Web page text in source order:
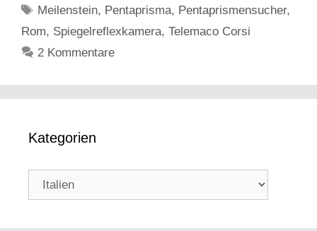
Schlagwörter
Meilenstein, Pentaprisma, Pentaprismensucher,
Rom, Spiegelreflexkamera, Telemaco Corsi
2 Kommentare
Kategorien
Kategorien